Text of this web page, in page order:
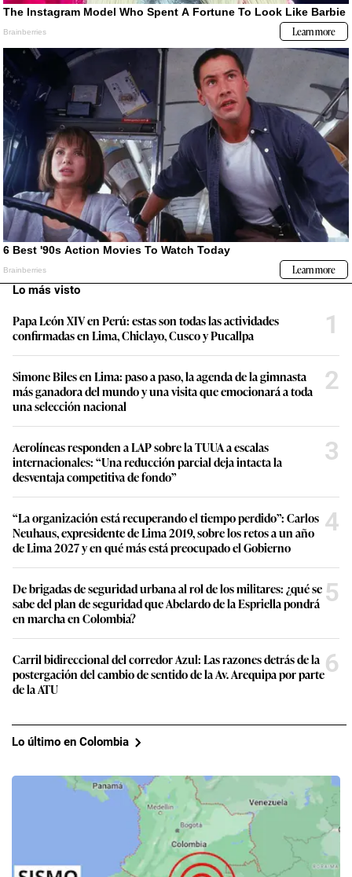
Lo más visto
Papa León XIV en Perú: estas son todas las actividades
confirmadas en Lima, Chiclayo, Cusco y Pucallpa
1
Simone Biles en Lima: paso a paso, la agenda de la gimnasta
más ganadora del mundo y una visita que emocionará a toda
una selección nacional
2
Aerolíneas responden a LAP sobre la TUUA a escalas
internacionales: “Una reducción parcial deja intacta la
desventaja competitiva de fondo”
3
“La organización está recuperando el tiempo perdido”: Carlos
Neuhaus, expresidente de Lima 2019, sobre los retos a un año
de Lima 2027 y en qué más está preocupado el Gobierno
4
De brigadas de seguridad urbana al rol de los militares: ¿qué se
sabe del plan de seguridad que Abelardo de la Espriella pondrá
en marcha en Colombia?
5
Carril bidireccional del corredor Azul: Las razones detrás de la
postergación del cambio de sentido de la Av. Arequipa por parte
de la ATU
6
Lo último en Colombia